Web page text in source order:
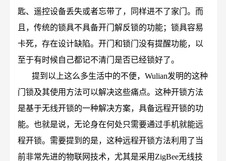
匙、遥控设备丢失或者忘带了，同样进不了家门。而
且，传统的锁具不具备开门解反锁的功能；锁具容易
卡死，存在设计缺陷。开门和锁门没有提醒功能，以
至于有时候自己都记不清门是否已经锁好了。
提到以上这么多生活中的不便，Wulian发明的这种
门锁及其使用方法可以解决这些痛点。这种开锁方法
是基于无线开锁的一种解决方案，具备远程开锁的功
能。也就是说，无论身在何处只需要通过手机就能远
程开锁。需要提到的是，这种远程开锁方法利用了当
前非常先进的物联网技术，尤其是采用ZigBee无线技